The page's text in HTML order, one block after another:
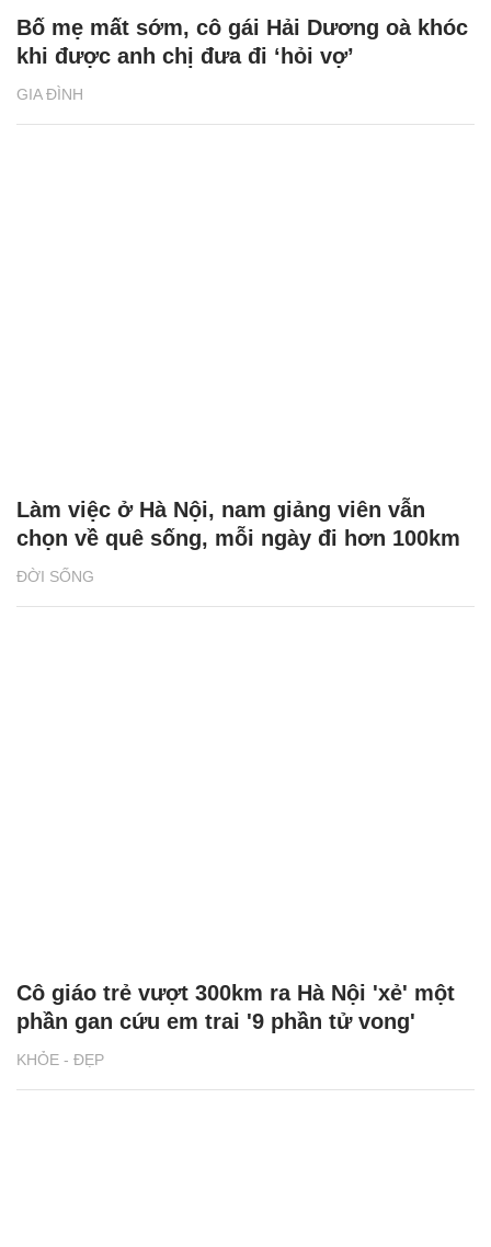
GIA ĐÌNH
Bố mẹ mất sớm, cô gái Hải Dương oà khóc
khi được anh chị đưa đi ‘hỏi vợ’
ĐỜI SỐNG
Làm việc ở Hà Nội, nam giảng viên vẫn
chọn về quê sống, mỗi ngày đi hơn 100km
KHỎE - ĐẸP
Cô giáo trẻ vượt 300km ra Hà Nội 'xẻ' một
phần gan cứu em trai '9 phần tử vong'